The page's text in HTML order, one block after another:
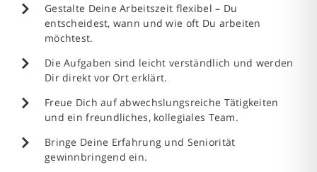
Gestalte Deine Arbeitszeit flexibel – Du
entscheidest, wann und wie oft Du arbeiten
möchtest.
Die Aufgaben sind leicht verständlich und werden
Dir direkt vor Ort erklärt.
Freue Dich auf abwechslungsreiche Tätigkeiten
und ein freundliches, kollegiales Team.
Bringe Deine Erfahrung und Seniorität
gewinnbringend ein.